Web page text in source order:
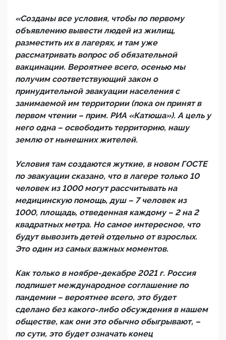
«Созданы все условия, чтобы по первому
объявлению вывести людей из жилищ,
разместить их в лагерях, и там уже
рассматривать вопрос об обязательной
вакцинации. Вероятнее всего, осенью мы
получим соответствующий закон о
принудительной эвакуации населения с
занимаемой им территории (пока он принят в
первом чтении – прим. РИА «Катюша»). А цель у
него одна – освободить территорию, нашу
землю от нынешних жителей.
Условия там создаются жуткие, в новом ГОСТЕ
по эвакуации сказано, что в лагере только 10
человек из 1000 могут рассчитывать на
медицинскую помощь, душ – 7 человек из
1000, площадь, отведенная каждому – 2 на 2
квадратных метра. Но самое интересное, что
будут вывозить детей отдельно от взрослых.
Это один из самых важных моментов.
Как только в ноябре-декабре 2021 г. Россия
подпишет международное соглашение по
пандемии – вероятнее всего, это будет
сделано без какого-либо обсуждения в нашем
обществе, как они это обычно обыгрывают, –
по сути, это будет означать конец